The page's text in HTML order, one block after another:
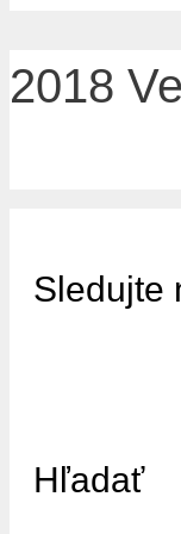
2018
Sledujte
Hľadať